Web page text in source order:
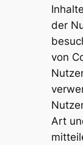
der
von
Art